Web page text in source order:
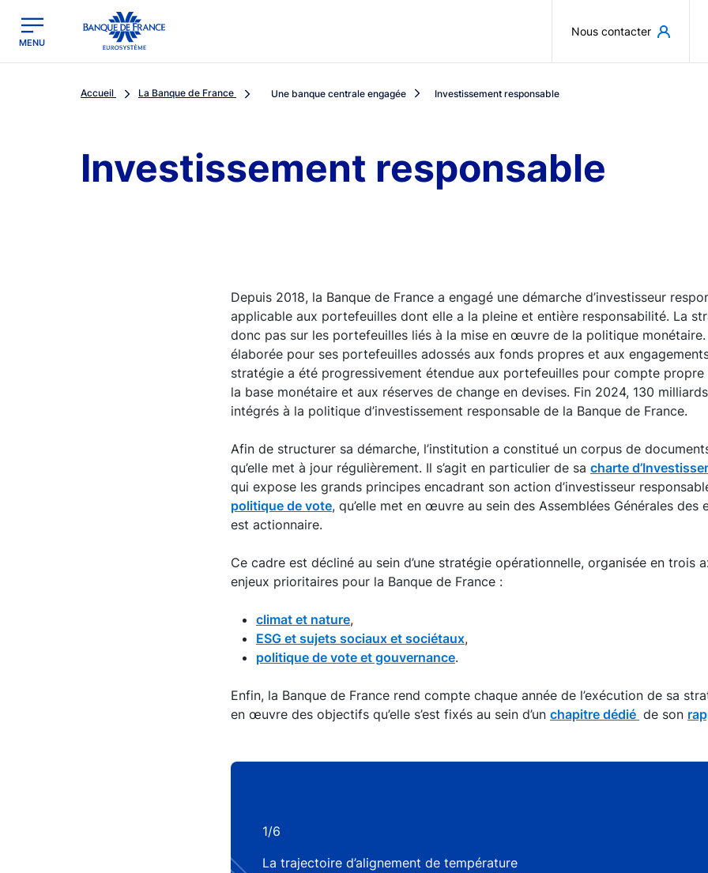
Banque de France - Menu Principal
MENU
Nous contacter
Accueil La Banque de France Une banque centrale engagée Investissement responsable
Investissement responsable
Depuis 2018, la Banque de France a engagé une démarche d’investisseur
applicable aux portefeuilles dont elle a la pleine et entière responsabilité. La
donc pas sur les portefeuilles liés à la mise en œuvre de la politique
élaborée pour ses portefeuilles adossés aux fonds propres et aux
stratégie a été progressivement étendue aux portefeuilles pour compte propre
la base monétaire et aux réserves de change en devises. Fin 2024, 130
intégrés à la politique d’investissement responsable de la Banque de France.
Afin de structurer sa démarche, l’institution a constitué un corpus de
qu’elle met à jour régulièrement. Il s’agit en particulier de sa charte
qui expose les grands principes encadrant son action d’investisseur
politique de vote, qu’elle met en œuvre au sein des Assemblées Générales des
est actionnaire.
Ce cadre est décliné au sein d’une stratégie opérationnelle, organisée en trois
enjeux prioritaires pour la Banque de France :
climat et nature,
ESG et sujets sociaux et sociétaux,
politique de vote et gouvernance.
Enfin, la Banque de France rend compte chaque année de l’exécution de sa
en œuvre des objectifs qu’elle s’est fixés au sein d’un chapitre dédié de son
1/6
La trajectoire d’alignement de température